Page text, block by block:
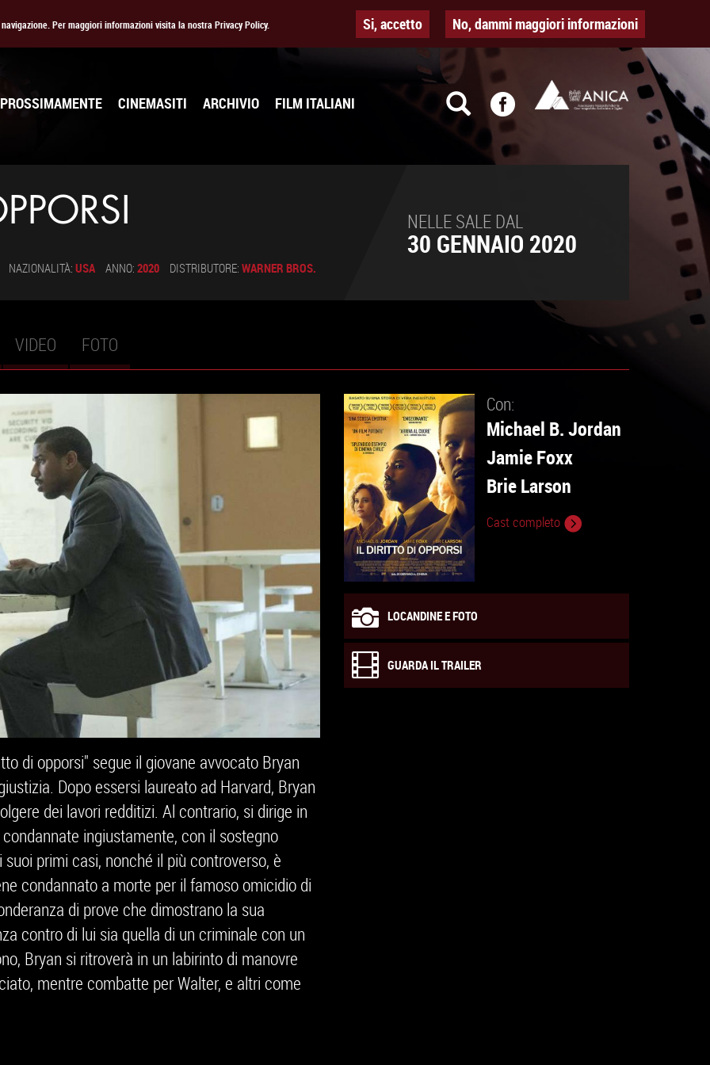
Per maggiori informazioni visita la nostra Privacy Policy. Si, accetto No, dammi maggiori informazioni
PROSSIMAMENTE CINEMASITI ARCHIVIO FILM ITALIANI
NAZIONALITÀ: USA ANNO: 2020 DISTRIBUTORE: WARNER BROS.
NELLE SALE DAL
30 GENNAIO 2020
VIDEO FOTO
di opporsi" segue il giovane avvocato Bryan
Dopo essersi laureato ad Harvard, Bryan
dei lavori redditizi. Al contrario, si dirige in
ingiustamente, con il sostegno
primi casi, nonché il più controverso, è
condannato a morte per il famoso omicidio di
di prove che dimostrano la sua
contro di lui sia quella di un criminale con un
Bryan si ritroverà in un labirinto di manovre
mentre combatte per Walter, e altri come
Con:
Michael B. Jordan
Jamie Foxx
Brie Larson
Cast completo
LOCANDINE E FOTO
GUARDA IL TRAILER